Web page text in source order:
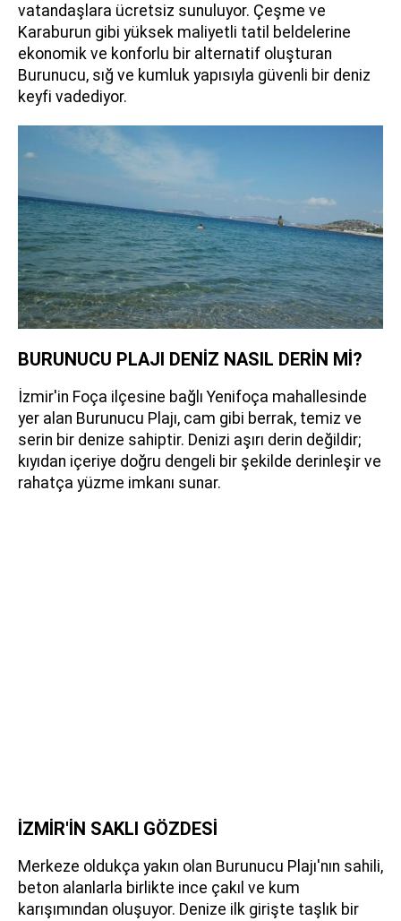
vatandaşlara ücretsiz sunuluyor. Çeşme ve
Karaburun gibi yüksek maliyetli tatil beldelerine
ekonomik ve konforlu bir alternatif oluşturan
Burunucu, sığ ve kumluk yapısıyla güvenli bir deniz
keyfi vadediyor.
BURUNUCU PLAJI DENİZ NASIL DERİN Mİ?
İzmir'in Foça ilçesine bağlı Yenifoça mahallesinde
yer alan Burunucu Plajı, cam gibi berrak, temiz ve
serin bir denize sahiptir. Denizi aşırı derin değildir;
kıyıdan içeriye doğru dengeli bir şekilde derinleşir ve
rahatça yüzme imkanı sunar.
İZMİR'İN SAKLI GÖZDESİ
Merkeze oldukça yakın olan Burunucu Plajı'nın sahili,
beton alanlarla birlikte ince çakıl ve kum
karışımından oluşuyor. Denize ilk girişte taşlık bir